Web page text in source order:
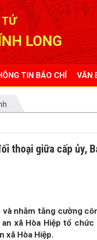
TỬ
LONG
TIN BÁO CHÍ VĂN
thoại giữa cấp ủy,
nhằm tăng cường
xã Hòa Hiệp tổ
xã Hòa Hiệp.